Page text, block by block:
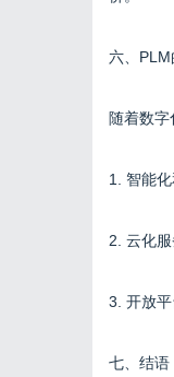
六、
随着数
1. 智能
2. 云化
3. 开放
七、结语